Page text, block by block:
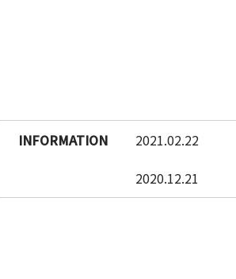
INFORMATION 2021.02.22
2020.12.21